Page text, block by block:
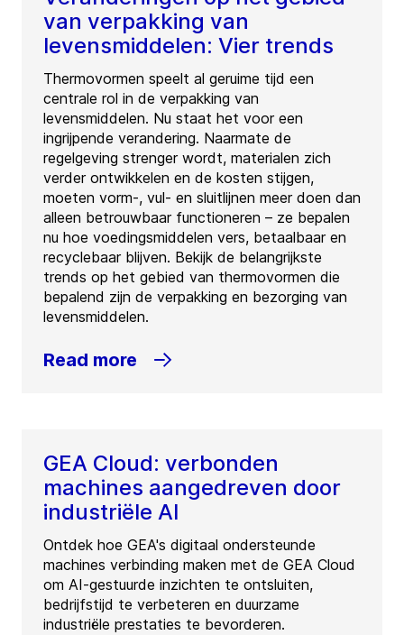
van verpakking van
levensmiddelen: Vier trends
Thermovormen speelt al geruime tijd een
centrale rol in de verpakking van
levensmiddelen. Nu staat het voor een
ingrijpende verandering. Naarmate de
regelgeving strenger wordt, materialen zich
verder ontwikkelen en de kosten stijgen,
moeten vorm-, vul- en sluitlijnen meer doen dan
alleen betrouwbaar functioneren – ze bepalen
nu hoe voedingsmiddelen vers, betaalbaar en
recyclebaar blijven. Bekijk de belangrijkste
trends op het gebied van thermovormen die
bepalend zijn de verpakking en bezorging van
levensmiddelen.
Read more
GEA Cloud: verbonden
machines aangedreven door
industriële AI
Ontdek hoe GEA's digitaal ondersteunde
machines verbinding maken met de GEA Cloud
om AI-gestuurde inzichten te ontsluiten,
bedrijfstijd te verbeteren en duurzame
industriële prestaties te bevorderen.